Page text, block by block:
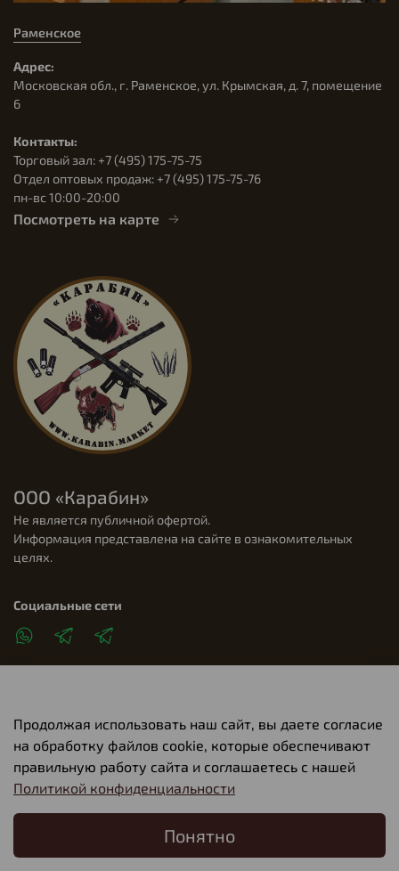
Раменское
Адрес:
Московская обл., г. Раменское, ул. Крымская, д. 7, помещение
6
Контакты:
Торговый зал: +7 (495) 175-75-75
Отдел оптовых продаж: +7 (495) 175-75-76
пн-вс 10:00-20:00
Посмотреть на карте
Клиентам
О компании
ООО «Карабин»
Не является публичной офертой.
Информация представлена на сайте в ознакомительных
целях.
Социальные сети
Продолжая использовать наш сайт, вы даете согласие
на обработку файлов cookie, которые обеспечивают
правильную работу сайта и соглашаетесь с нашей
Политикой конфиденциальности
Понятно